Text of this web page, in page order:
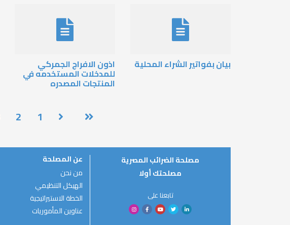
بيان بفواتير الشراء المحلية اذون الافراج الجمركي
للمدخلات المستخدمه في
المنتجات المصدره
1
2
مصلحة الضرائب المصرية
مصلحتك أولا
تابعنا على
عن المصلحة
من نحن
الهيكل التنظيمي
الخطة الاستيراتيجية
عناوين المأموريات